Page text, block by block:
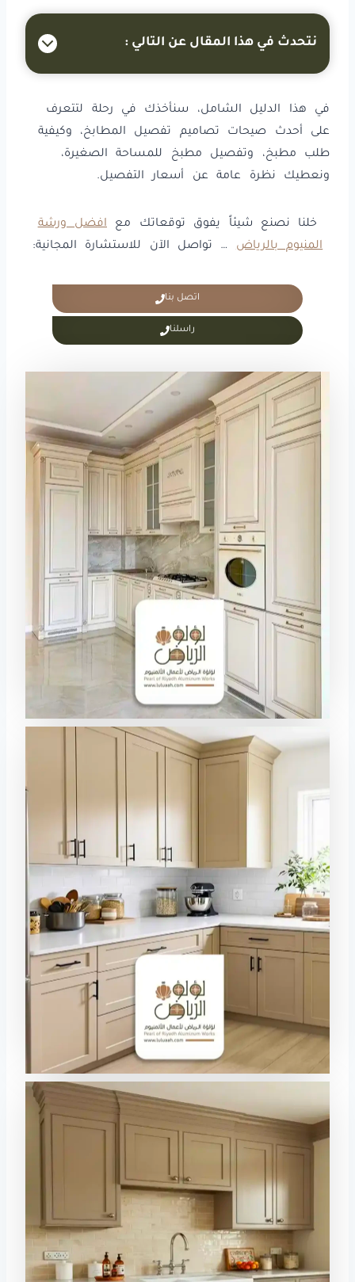
نتحدث في هذا المقال عن التالي :
في هذا الدليل الشامل، سنأخذك في رحلة لتتعرف
على أحدث صيحات تصاميم تفصيل المطابخ، وكيفية
طلب مطبخ، وتفصيل مطبخ للمساحة الصغيرة،
ونعطيك نظرة عامة عن أسعار التفصيل.
خلنا نصنع شيئاً يفوق توقعاتك مع افضل ورشة
المنيوم بالرياض… تواصل الآن للاستشارة المجانية:
اتصل بنا
راسلنا